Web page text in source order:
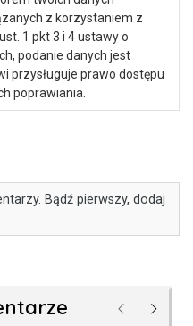
z korzystaniem z
1 pkt 3 i 4 ustawy o
podanie danych jest
przysługuje prawo dostępu
poprawiania.
Bądź pierwszy, dodaj
Poprzednie